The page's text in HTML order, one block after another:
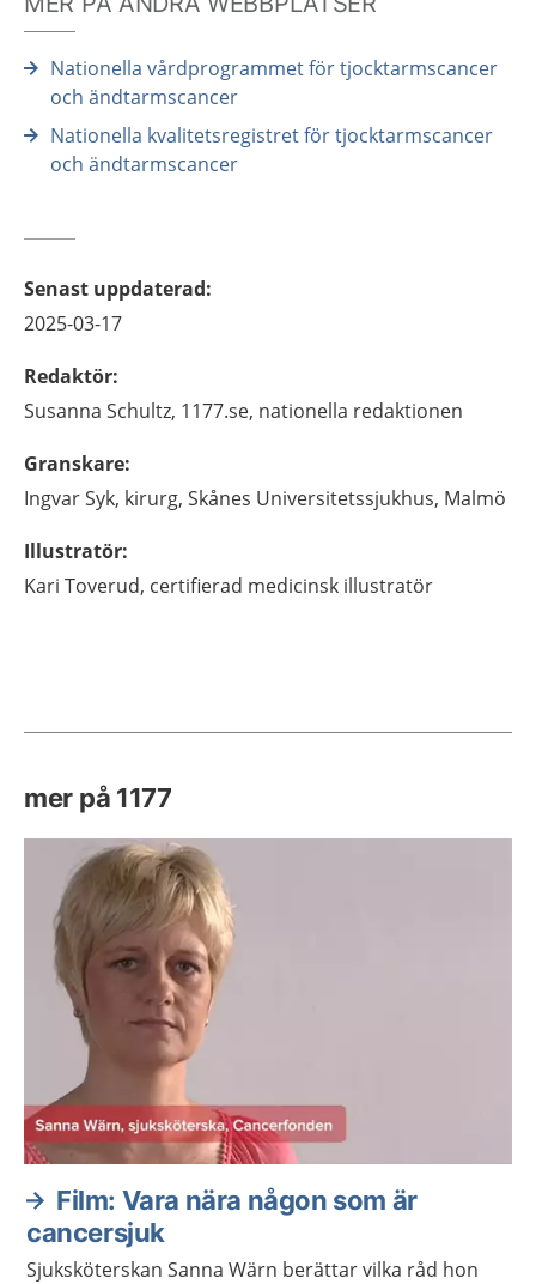
Nationella vårdprogrammet för tjocktarmscancer
och ändtarmscancer
Nationella kvalitetsregistret för tjocktarmscancer
och ändtarmscancer
Senast uppdaterad:
2025-03-17
Redaktör:
Susanna Schultz, 1177.se, nationella redaktionen
Granskare:
IngvarSyk, kirurg, Skånes Universitetssjukhus, Malmö
Illustratör:
Kari Toverud, certifierad medicinsk illustratör
mer på 1177
Film: Vara nära någon som är
cancersjuk
Sjuksköterskan Sanna Wärn berättar vilka råd hon